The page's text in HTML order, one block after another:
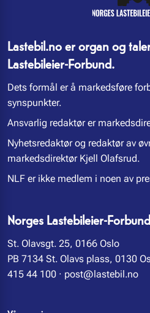
Lastebil.no er organ og
Lastebileier-Forbund.
Dets formål er å markedsføre
synspunkter.
Ansvarlig redaktør er
Nyhetsredaktør og redaktør av
markedsdirektør Kjell Olafsrud.
NLF er ikke medlem i noen av
Norges Lastebileier-Forbund
St. Olavsgt. 25, 0166 Oslo
PB 7134 St. Olavs plass, 0130
415 44 100 · post@lastebil.no